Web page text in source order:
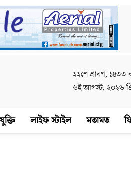
২২শে শ্রাবণ, ১৪৩৩
৬ই আগস্ট, ২০২৬
লাইফ স্টাইল মতামত